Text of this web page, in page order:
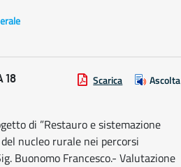
18
Scarica Ascolta
di ”Restauro e sistemazione
nucleo rurale nei percorsi
Buonomo Francesco.- Valutazione